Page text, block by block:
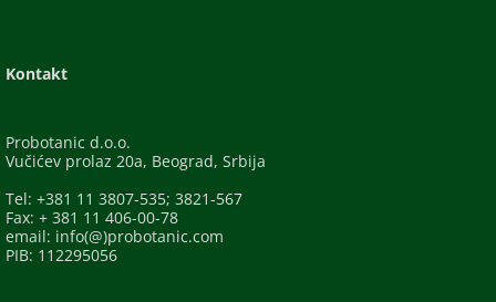
Kontakt
Probotanic d.o.o.
Vučićev prolaz 20a, Beograd, Srbija
Tel: +381 11 3807-535; 3821-567
Fax: + 381 11 406-00-78
email: info(@)probotanic.com
PIB: 112295056